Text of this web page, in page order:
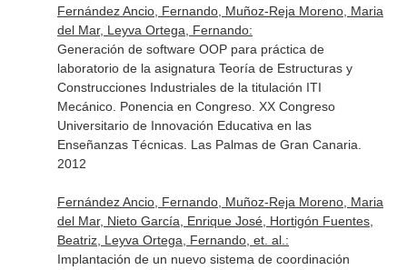
Fernández Ancio, Fernando, Muñoz-Reja Moreno, Maria
del Mar, Leyva Ortega, Fernando:
Generación de software OOP para práctica de
laboratorio de la asignatura Teoría de Estructuras y
Construcciones Industriales de la titulación ITI
Mecánico. Ponencia en Congreso. XX Congreso
Universitario de Innovación Educativa en las
Enseñanzas Técnicas. Las Palmas de Gran Canaria.
2012
Fernández Ancio, Fernando, Muñoz-Reja Moreno, Maria
del Mar, Nieto García, Enrique José, Hortigón Fuentes,
Beatriz, Leyva Ortega, Fernando, et. al.:
Implantación de un nuevo sistema de coordinación